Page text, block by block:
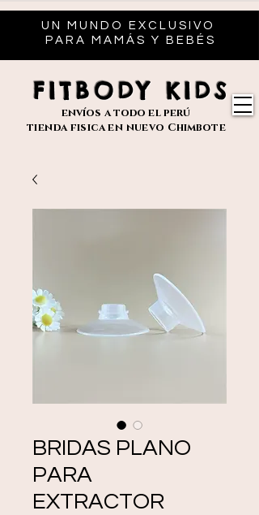
UN MUNDO EXCLUSIVO
PARA MAMÁS Y BEBÉS
FITBODY KIDS
envíos a todo el perú
tienda fisica en nuevo Chimbote
BRIDAS PLANO
PARA
EXTRACTOR